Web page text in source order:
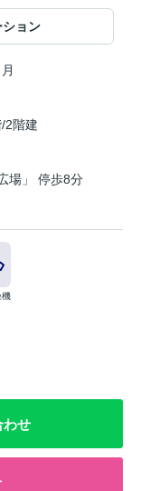
ョン
2階建
場」 停歩8分
機
わせ